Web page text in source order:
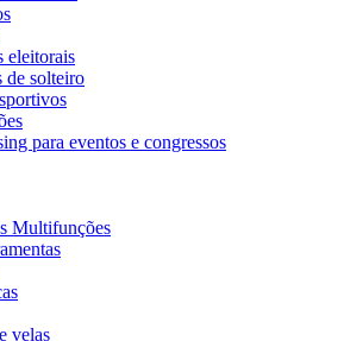
eleitorais
de solteiro
para eventos e congressos
Multifunções
velas